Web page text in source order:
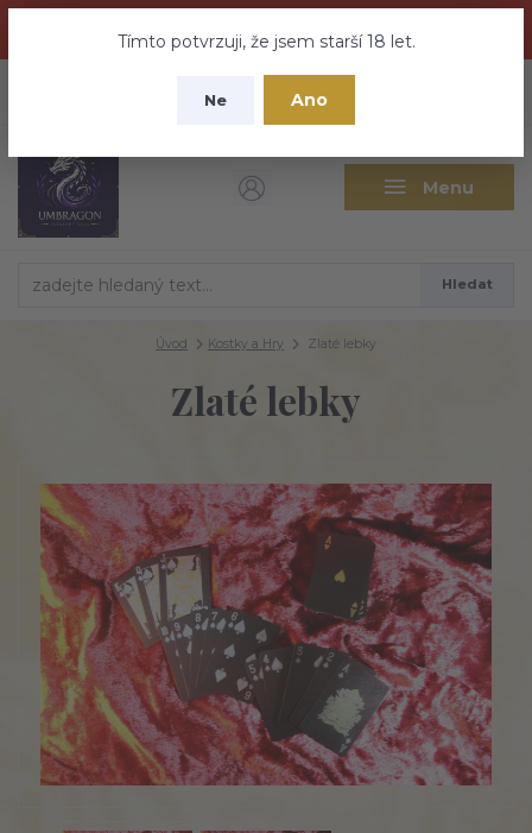
nebuďte vyděšeni zde najdete vše a ještě mnohem víc
Tímto potvrzuji, že jsem starší 18 let.
Ne Ano
Menu
CZK
Hledat
Úvod Kostky a Hry Zlaté lebky
Zlaté lebky